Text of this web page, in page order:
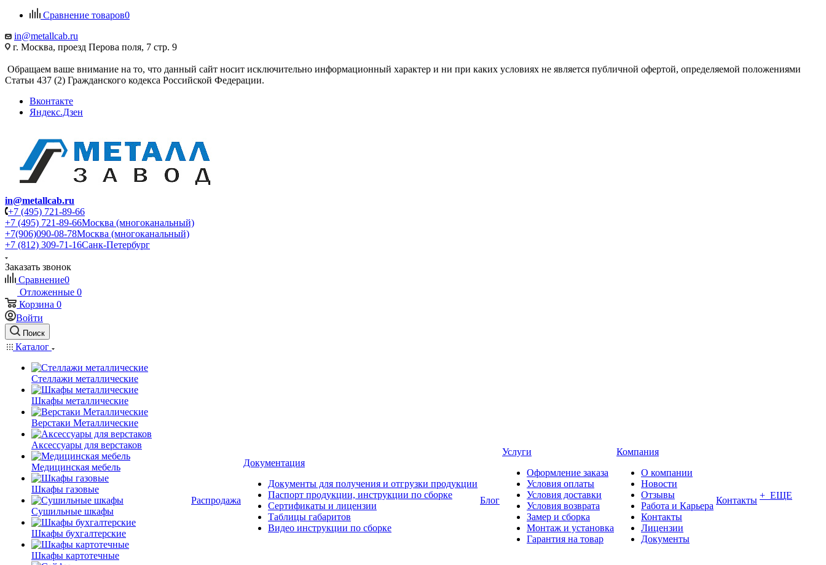
Сравнение товаров0
in@metallcab.ru
г. Москва, проезд Перова поля, 7 стр. 9
Обращаем ваше внимание на то, что данный сайт носит исключительно информационный характер и ни при каких условиях не является публичной офертой, определяемой положениями
Статьи 437 (2) Гражданского кодекса Российской Федерации.
Вконтакте
Яндекс.Дзен
in@metallcab.ru
+7 (495) 721-89-66
+7 (495) 721-89-66Москва (многоканальный)
+7(906)090-08-78Москва (многоканальный)
+7 (812) 309-71-16Санк-Петербург
Заказать звонок
Сравнение0
Отложенные 0
Корзина 0
Войти
Поиск
Каталог
Стеллажи металлические
Шкафы металлические
Верстаки Металлические
Аксессуары для верстаков
Медицинская мебель
Шкафы газовые
Сушильные шкафы
Шкафы бухгалтерские
Шкафы картотечные
Распродажа
Документация
Документы для получения и отгрузки продукции
Паспорт продукции, инструкции по сборке
Сертификаты и лицензии
Таблицы габаритов
Видео инструкции по сборке
Блог
Услуги
Оформление заказа
Условия оплаты
Условия доставки
Условия возврата
Замер и сборка
Монтаж и установка
Гарантия на товар
Компания
О компании
Новости
Отзывы
Работа и Карьера
Контакты
Лицензии
Документы
Контакты + ЕЩЕ